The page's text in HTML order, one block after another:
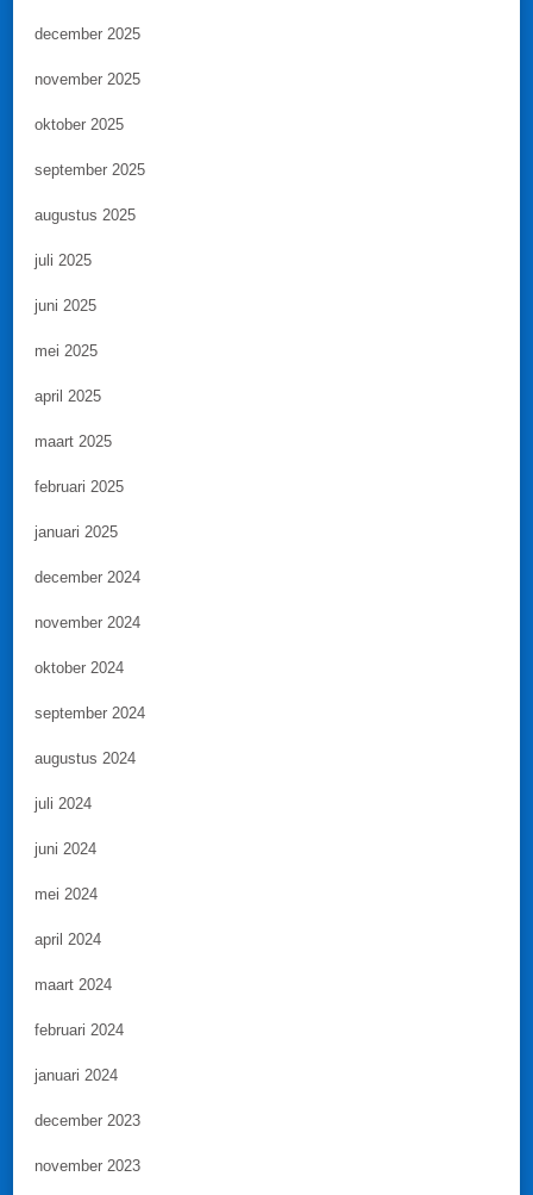
december 2025
november 2025
oktober 2025
september 2025
augustus 2025
juli 2025
juni 2025
mei 2025
april 2025
maart 2025
februari 2025
januari 2025
december 2024
november 2024
oktober 2024
september 2024
augustus 2024
juli 2024
juni 2024
mei 2024
april 2024
maart 2024
februari 2024
januari 2024
december 2023
november 2023